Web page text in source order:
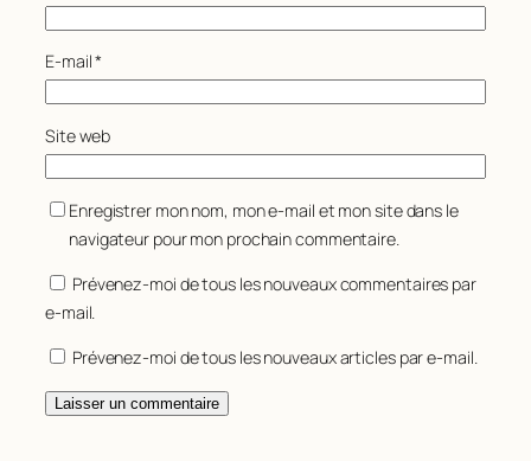
E-mail*
Site web
Enregistrer mon nom, mon e-mail et mon site dans le
navigateur pour mon prochain commentaire.
Prévenez-moi de tous les nouveaux commentaires par
e-mail.
Prévenez-moi de tous les nouveaux articles par e-mail.